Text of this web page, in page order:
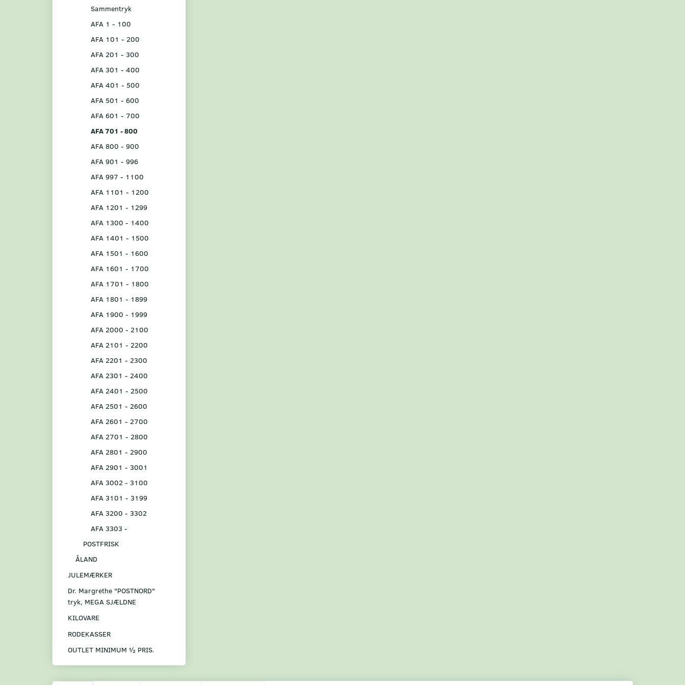
Sammentryk
AFA 1 - 100
AFA 101 - 200
AFA 201 - 300
AFA 301 - 400
AFA 401 - 500
AFA 501 - 600
AFA 601 - 700
AFA 701 - 800
AFA 800 - 900
AFA 901 - 996
AFA 997 - 1100
AFA 1101 - 1200
AFA 1201 - 1299
AFA 1300 - 1400
AFA 1401 - 1500
AFA 1501 - 1600
AFA 1601 - 1700
AFA 1701 - 1800
AFA 1801 - 1899
AFA 1900 - 1999
AFA 2000 - 2100
AFA 2101 - 2200
AFA 2201 - 2300
AFA 2301 - 2400
AFA 2401 - 2500
AFA 2501 - 2600
AFA 2601 - 2700
AFA 2701 - 2800
AFA 2801 - 2900
AFA 2901 - 3001
AFA 3002 - 3100
AFA 3101 - 3199
AFA 3200 - 3302
AFA 3303 -
POSTFRISK
ÅLAND
JULEMÆRKER
Dr. Margrethe "POSTNORD"
tryk, MEGA SJÆLDNE
KILOVARE
RODEKASSER
OUTLET MINIMUM ½ PRIS.